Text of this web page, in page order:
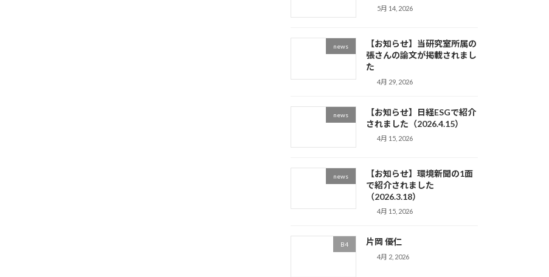
5月 14, 2026
news
【お知らせ】当研究室所属の
張さんの論文が掲載されまし
た
4月 29, 2026
news
【お知らせ】日経ESGで紹介
されました（2026.4.15）
4月 15, 2026
news
【お知らせ】環境新聞の1面
で紹介されました
（2026.3.18）
4月 15, 2026
B4 片岡 優仁
4月 2, 2026